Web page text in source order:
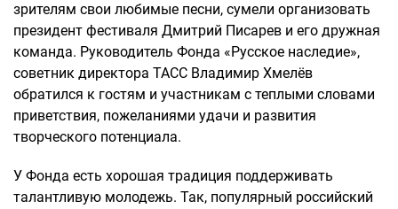
зрителям свои любимые песни, сумели организовать
президент фестиваля Дмитрий Писарев и его дружная
команда. Руководитель Фонда «Русское наследие»,
советник директора ТАСС Владимир Хмелёв
обратился к гостям и участникам с теплыми словами
приветствия, пожеланиями удачи и развития
творческого потенциала.
У Фонда есть хорошая традиция поддерживать
талантливую молодежь. Так, популярный российский